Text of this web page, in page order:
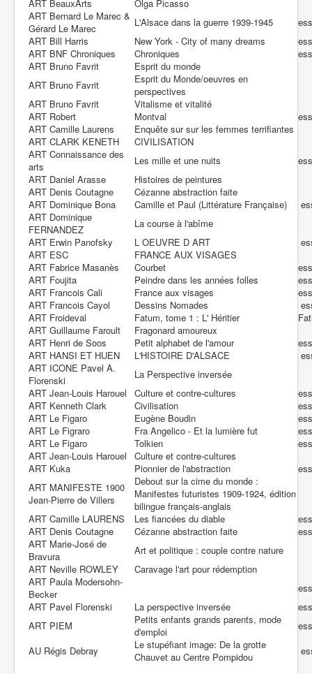
ART BeauxArts
Olga Picasso
ART Bernard Le Marec &
Gérard Le Marec
L'Alsace dans la guerre 1939-1945
ess
ART Bill Harris
New York - City of many dreams
ess
ART BNF Chroniques
Chroniques
ess
ART Bruno Favrit
Esprit du monde
ART Bruno Favrit
Esprit du Monde/oeuvres en
perspectives
ART Bruno Favrit
Vitalisme et vitalité
ART Robert
Montval
ess
ART Camille Laurens
Enquête sur sur les femmes terrifiantes
ART CLARK KENETH
CIVILISATION
ART Connaissance des
arts
Les mille et une nuits
ess
ART Daniel Arasse
Histoires de peintures
ART Denis Coutagne
Cézanne abstraction faite
ART Dominique Bona
Camille et Paul (Littérature Française)
ART Dominique
FERNANDEZ
La course à l'abîme
ART Erwin Panofsky
L OEUVRE D ART
ART ESC
FRANCE AUX VISAGES
ART Fabrice Masanès
Courbet
ess
ART Foujita
Peindre dans les années folles
ess
ART Francois Cali
France aux visages
ess
ART Francois Cayol
Dessins Nomades
ART Froideval
Fatum, tome 1 : L' Héritier
ART Guillaume Faroult
Fragonard amoureux
ART Henri de Soos
Petit alphabet de l'amour
ess
ART HANSI ET HUEN
L'HISTOIRE D'ALSACE
ART ICONE Pavel A.
Florenski
La Perspective inversée
ART Jean-Louis Harouel
Culture et contre-cultures
ess
ART Kenneth Clark
Civilisation
ess
ART Le Figaro
Eugène Boudin
ess
ART Le Figraro
Fra Angelico - Et la lumière fut
ess
ART Le Figaro
Tolkien
ess
ART Jean-Louis Harouel
Culture et contre-cultures
ART Kuka
Pionnier de l'abstraction
ess
ART MANIFESTE 1900
Jean-Pierre de Villers
Debout sur la cime du monde :
Manifestes futuristes 1909-1924, édition
bilingue français-anglais
ART Camille LAURENS
Les fiancées du diable
ess
ART Denis Coutagne
Cézanne abstraction faite
ess
ART Marie-José de
Bravura
Art et politique : couple contre nature
ART Neville ROWLEY
Caravage l'art pour rédemption
ART Paula Modersohn-
Becker
ess
ART Pavel Florenski
La perspective inversée
ess
ART PIEM
Petits enfants grands parents, mode
d'emploi
ess
AU Régis Debray
Le stupéfiant image: De la grotte
Chauvet au Centre Pompidou